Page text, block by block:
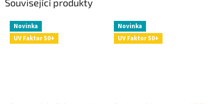
Související produkty
Novinka
UV Faktor 50+
Novinka
UV Faktor 50+